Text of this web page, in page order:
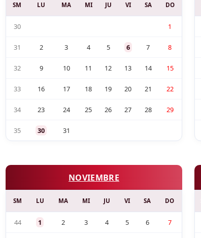
SM LU MA MI JU VI SA DO
30 1
31 2 3 4 5 6 7 8
32 9 10 11 12 13 14 15
33 16 17 18 19 20 21 22
34 23 24 25 26 27 28 29
35 30 31
NOVIEMBRE
SM LU MA MI JU VI SA DO
44 1 2 3 4 5 6 7